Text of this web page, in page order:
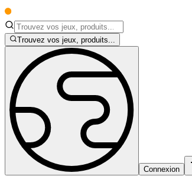
Trouvez vos jeux, produits...
Connexion